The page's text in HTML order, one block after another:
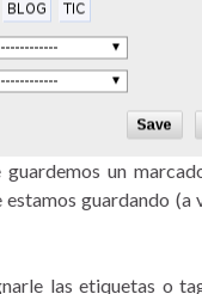
guardemos un
guardando
las etiquetas o